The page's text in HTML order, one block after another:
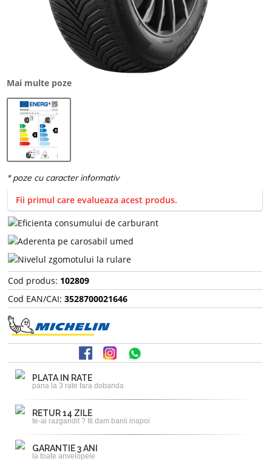
Mai multe poze
Fii primul care evalueaza acest produs.
Cod produs: 102809
Cod EAN/CAI: 3528700021646
PLATA IN RATE
pana la 3 rate fara dobanda
RETUR 14 ZILE
te-ai razgandit ? Iti dam banii inapoi
GARANTIE 3 ANI
la toate anvelopele